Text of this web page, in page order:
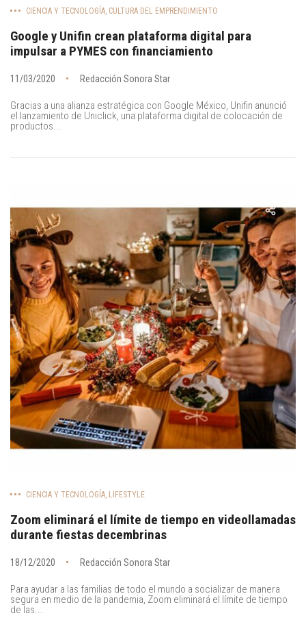
CIENCIA Y TECNOLOGÍA CULTURA DEL EMPRENDIMIENTO
Google y Unifin crean plataforma digital para
impulsar a PYMES con financiamiento
11/03/2020 Redacción Sonora Star
Gracias a una alianza estratégica con Google México, Unifin anunció
el lanzamiento de Uniclick, una plataforma digital de colocación de
productos...
CIENCIA Y TECNOLOGÍA LIFESTYLE
Zoom eliminará el límite de tiempo en videollamadas
durante fiestas decembrinas
18/12/2020 Redacción Sonora Star
Para ayudar a las familias de todo el mundo a socializar de manera
segura en medio de la pandemia, Zoom eliminará el límite de tiempo
de las...